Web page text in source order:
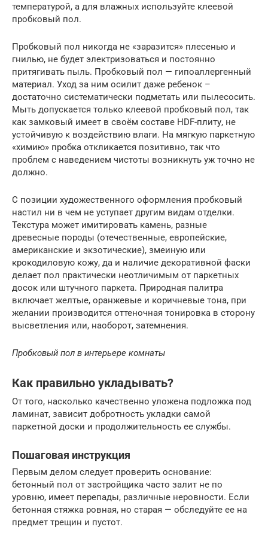
температурой, а для влажных используйте клеевой
пробковый пол.
Пробковый пол никогда не «заразится» плесенью и
гнилью, не будет электризоваться и постоянно
притягивать пыль. Пробковый пол — гипоаллергенный
материал. Уход за ним осилит даже ребенок –
достаточно систематически подметать или пылесосить.
Мыть допускается только клеевой пробковый пол, так
как замковый имеет в своём составе HDF-плиту, не
устойчивую к воздействию влаги. На мягкую паркетную
«химию» пробка откликается позитивно, так что
проблем с наведением чистоты возникнуть уж точно не
должно.
С позиции художественного оформления пробковый
настил ни в чем не уступает другим видам отделки.
Текстура может имитировать камень, разные
древесные породы (отечественные, европейские,
американские и экзотические), змеиную или
крокодиловую кожу, да и наличие декоративной фаски
делает пол практически неотличимым от паркетных
досок или штучного паркета. Природная палитра
включает желтые, оранжевые и коричневые тона, при
желании производится оттеночная тонировка в сторону
высветления или, наоборот, затемнения.
Пробковый пол в интерьере комнаты
Как правильно укладывать?
От того, насколько качественно уложена подложка под
ламинат, зависит добротность укладки самой
паркетной доски и продолжительность ее службы.
Пошаговая инструкция
Первым делом следует проверить основание:
бетонный пол от застройщика часто залит не по
уровню, имеет перепады, различные неровности. Если
бетонная стяжка ровная, но старая — обследуйте ее на
предмет трещин и пустот.